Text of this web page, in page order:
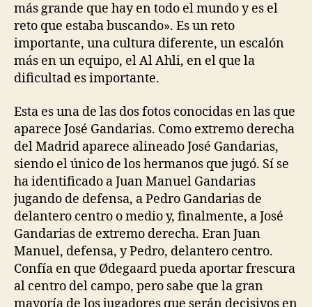
más grande que hay en todo el mundo y es el
reto que estaba buscando». Es un reto
importante, una cultura diferente, un escalón
más en un equipo, el Al Ahli, en el que la
dificultad es importante.
Esta es una de las dos fotos conocidas en las que
aparece José Gandarias. Como extremo derecha
del Madrid aparece alineado José Gandarias,
siendo el único de los hermanos que jugó. Sí se
ha identificado a Juan Manuel Gandarias
jugando de defensa, a Pedro Gandarias de
delantero centro o medio y, finalmente, a José
Gandarias de extremo derecha. Eran Juan
Manuel, defensa, y Pedro, delantero centro.
Confía en que Ødegaard pueda aportar frescura
al centro del campo, pero sabe que la gran
mayoría de los jugadores que serán decisivos en